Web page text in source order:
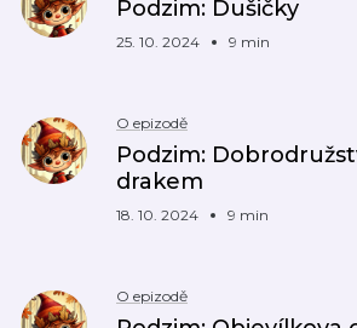
Podzim: Dušičky
25. 10. 2024 9 min
O epizodě
Podzim:
drakem
18. 10. 2024 9 min
O epizodě